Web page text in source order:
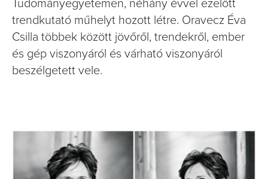
Tudományegyetemen, néhány évvel ezelőtt
trendkutató műhelyt hozott létre. Oravecz Éva
Csilla többek között jövőről, trendekről, ember
és gép viszonyáról és várható viszonyáról
beszélgetett vele.